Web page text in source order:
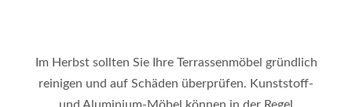
Im Herbst sollten Sie Ihre Terrassenmöbel gründlich
reinigen und auf Schäden überprüfen. Kunststoff-